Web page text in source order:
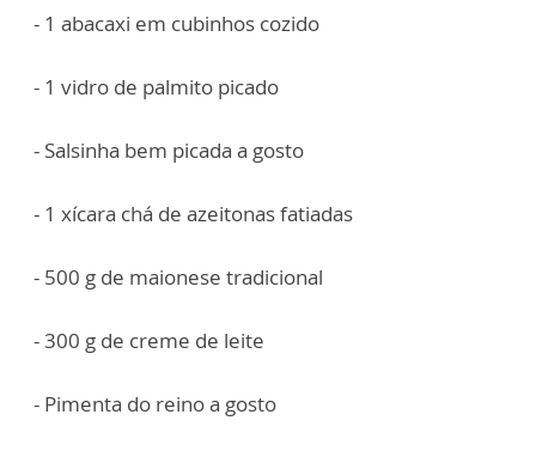
- 1 abacaxi em cubinhos cozido
- 1 vidro de palmito picado
- Salsinha bem picada a gosto
- 1 xícara chá de azeitonas fatiadas
- 500 g de maionese tradicional
- 300 g de creme de leite
- Pimenta do reino a gosto